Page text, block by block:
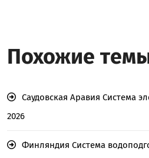
Похожие
Саудовская Аравия Система
2026
Финляндия Система